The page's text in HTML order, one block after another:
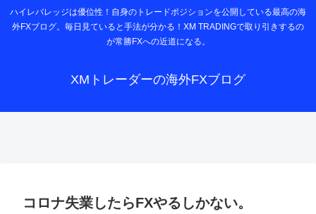
ハイレバレッジは優位性！自身のトレードポジションを公開している最高の海
外FXブログ。毎日見ていると手法が分かる！XM TRADINGで取り引きするの
が常勝FXへの近道になる。
XMトレーダーの海外FXブログ
コロナ失業したらFXやるしかない。